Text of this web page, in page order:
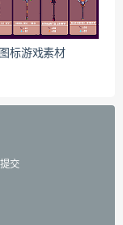
标游戏素材
交